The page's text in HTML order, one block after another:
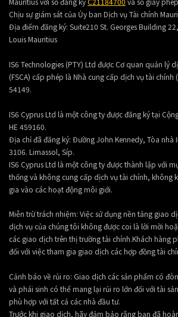
Chịu sự giám sát của Ủy ban Dịch vụ Tài chính
Địa điểm đăng ký: Suite210 St. Georges Building
Louis Mauritius
IS6 Technologies (PTY) Ltd được Cơ quan quản lý
(FSCA) cấp phép là Nhà cung cấp dịch vụ tài chính
54149.
IS6 Cyprus Ltd là một công ty được đăng ký tại
HE 459160.
Địa chỉ đã đăng ký: Đường John Kennedy, Tòa nhà
3106. Limassol, Síp.
IS6 Cyprus Ltd là một công ty được thành lập với
thống và không cung cấp dịch vụ tài chính, không
gia vào các hoạt động môi giới.
Miễn trừ trách nhiệm: Việc sử dụng nền tảng giao
dịch vụ của chúng tôi không được coi là lời mời
các giao dịch trên thị trường tài chính.Khách hàng
đối với việc tham gia giao dịch các hợp đồng tài
Cảnh báo về rủi ro: Giao dịch các sản phẩm có
và phái sinh có thể mang lại rủi ro lớn đối với tài
phù hợp với tất cả các nhà đầu tư.
Trước khi giao dịch, hãy đảm bảo rằng bạn đã